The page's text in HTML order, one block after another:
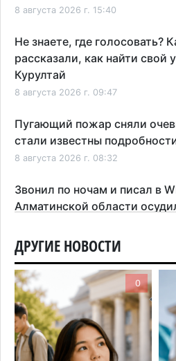
8 августа 2026 г. 15:40
Не знаете, где голосовать?
рассказали, как найти свой
Курултай
8 августа 2026 г. 09:47
Пугающий пожар сняли
стали известны
8 августа 2026 г. 08:32
Звонил по ночам и писал в
Алматинской области
На фоне строительного бума
области приостановили
7 августа 2026 г. 16:57
Казахстанские
образовательные гранты
7 августа 2026 г. 15:24
ДРУГИЕ НОВОСТИ
0